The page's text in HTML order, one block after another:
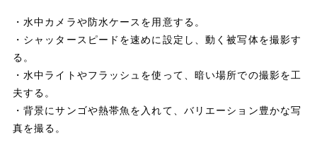
・水中カメラや防水ケースを用意する。
・シャッタースピードを速めに設定し、動く被写体を撮影す
る。
・水中ライトやフラッシュを使って、暗い場所での撮影を工
夫する。
・背景にサンゴや熱帯魚を入れて、バリエーション豊かな写
真を撮る。